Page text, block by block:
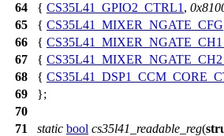
64
{ CS35L41_GPIO2_CTRL1 ,
65
{ CS35L41_MIXER_NGATE_CFG
66
{
67
{
68
{
69
};
70
71
static bool cs35l41_readable_reg(